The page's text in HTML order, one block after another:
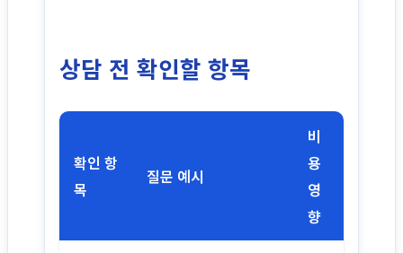
상담 전 확인할 항목
확인 항
목
질문 예시
비
용
영
향